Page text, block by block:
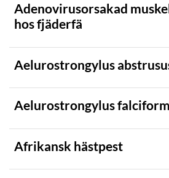
Adenovirusorsakad
hos fjäderfä
Aelurostrongylus
Aelurostrongylus
Afrikansk hästpest